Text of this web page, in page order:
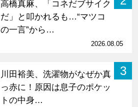
高橋真麻、「コネだブサイク
だ」と叩かれるも…“マツコ
の一言”から…
2026.08.05
3
川田裕美、洗濯物がなぜか真
っ赤に！原因は息子のポケッ
トの中身…